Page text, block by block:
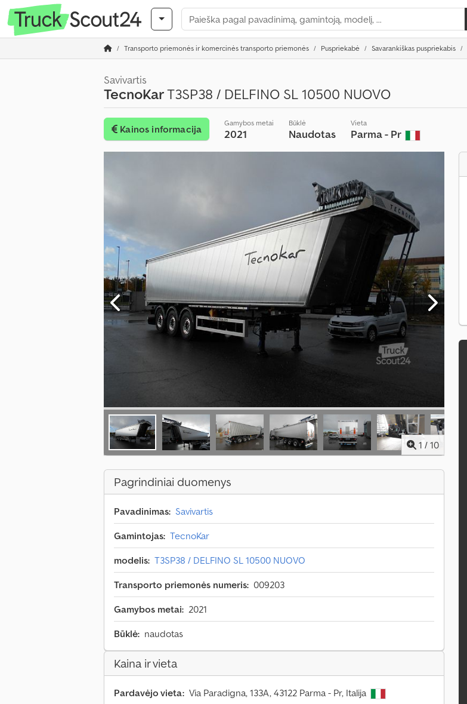
Transporto priemonės ir komercinės transporto priemonės Puspriekabė Savarankiškas puspriekabis
Savivartis
TecnoKarT3SP38 / DELFINO SL 10500 NUOVO
Kainos informacija
Gamybos metai
2021
Būklė
Naudotas
Vieta
Parma - Pr
1 / 10
Pagrindiniai duomenys
Pavadinimas: Savivartis
Gamintojas: TecnoKar
modelis: T3SP38 / DELFINO SL 10500 NUOVO
Transporto priemonės numeris: 009203
Gamybos metai: 2021
Būklė: naudotas
Kaina ir vieta
Pardavėjo vieta: Via Paradigna, 133A, 43122 Parma - Pr, Italija